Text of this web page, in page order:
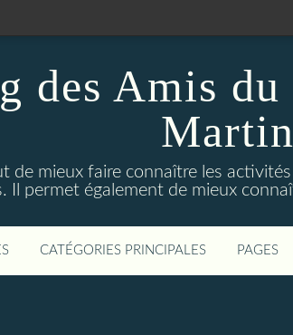
des Amis
de mieux faire connaître les
Il permet également de mieux
CATÉGORIES PRINCIPALES PAGES